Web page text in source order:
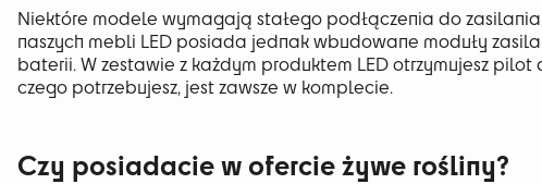
Niektóre modele wymagają stałego podłączenia do
naszych mebli LED posiada jednak wbudowane moduły
baterii. W zestawie z każdym produktem LED otrzymujesz
czego potrzebujesz, jest zawsze w komplecie.
Czy posiadacie w ofercie żywe rośliny?